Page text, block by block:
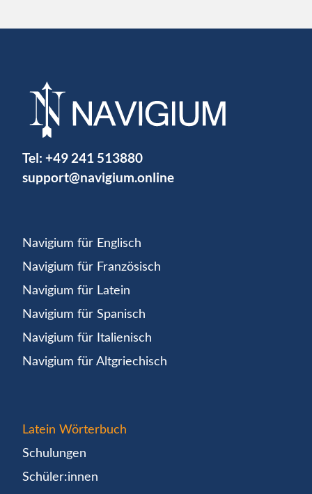
Tel: +49 241 513880
support@navigium.online
Navigium für Englisch
Navigium für Französisch
Navigium für Latein
Navigium für Spanisch
Navigium für Italienisch
Navigium für Altgriechisch
Latein Wörterbuch
Schulungen
Schüler:innen